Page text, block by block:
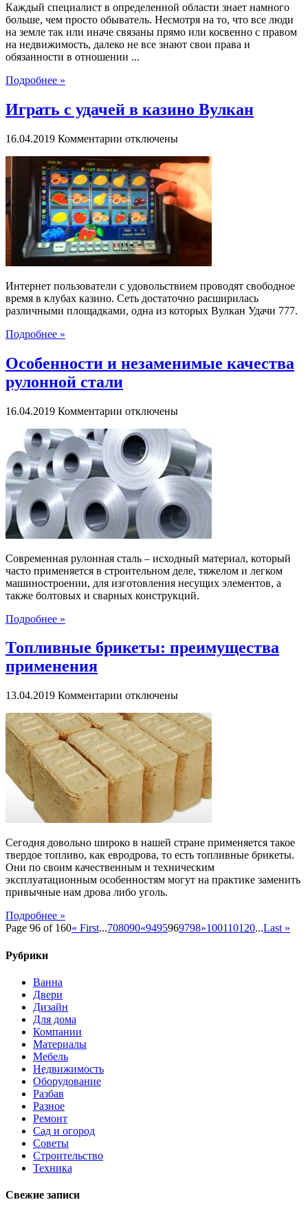
Каждый специалист в определенной области знает намного
больше, чем просто обыватель. Несмотря на то, что все люди
на земле так или иначе связаны прямо или косвенно с правом
на недвижимость, далеко не все знают свои права и
обязанности в отношении ...
Подробнее »
Играть с удачей в казино Вулкан
16.04.2019 Комментарии к
Играть
с
удачей
в
казино
Вулкан
отключены
Интернет пользователи с удовольствием проводят свободное
время в клубах казино. Сеть достаточно расширилась
различными площадками, одна из которых Вулкан Удачи 777.
Подробнее »
Особенности и незаменимые качества
рулонной стали
16.04.2019 Комментарии к
Особенности
и
незаменимые
качества
рулонной
стали
отключены
Современная рулонная сталь – исходный материал, который
часто применяется в строительном деле, тяжелом и легком
машиностроении, для изготовления несущих элементов, а
также болтовых и сварных конструкций.
Подробнее »
Топливные брикеты: преимущества
применения
13.04.2019 Комментарии к
Топливные
брикеты:
преимущества
применения
отключены
Сегодня довольно широко в нашей стране применяется такое
твердое топливо, как евродрова, то есть топливные брикеты.
Они по своим качественным и техническим
эксплуатационным особенностям могут на практике заменить
привычные нам дрова либо уголь.
Подробнее »
Page 96 of 160« First...708090«9495969798»100110120...Last »
Рубрики
Ванна
Двери
Дизайн
Для дома
Компании
Материалы
Мебель
Недвижимость
Оборудование
Разбав
Разное
Ремонт
Сад и огород
Советы
Строительство
Техника
Свежие записи